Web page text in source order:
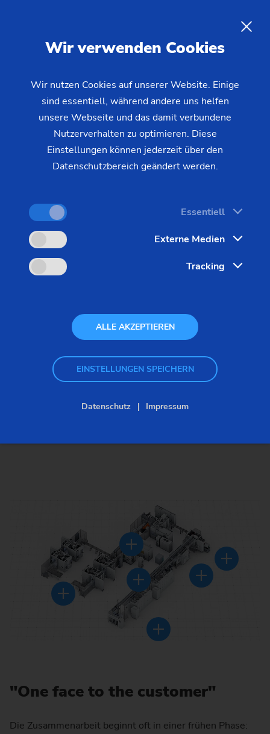
fertigstellen
EMAG konzipiert und konstruiert komplette
Produktionslinien für einteilige oder zweiteilige
Rotorwellen, in denen alle Bearbeitungsprozesse
perfekt verzahnt hintereinander ablaufen.
– ideale Lösungen für die schnell steigenden
Stückzahlen im Bereich der Elektromobilität.
"One face to the customer"
Die Zusammenarbeit beginnt oft in einer frühen Phase:
Wir verwenden Cookies
Wir nutzen Cookies auf unserer Website. Einige
sind essentiell, während andere uns helfen
unsere Webseite und das damit verbundene
Nutzerverhalten zu optimieren. Diese
Einstellungen können jederzeit über den
Datenschutzbereich geändert werden.
Essentiell
Externe Medien
Tracking
ALLE AKZEPTIEREN
EINSTELLUNGEN SPEICHERN
Datenschutz Impressum